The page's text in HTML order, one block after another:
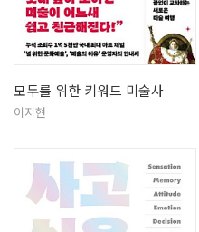
모두를 위한 키워드 미술사
이지현